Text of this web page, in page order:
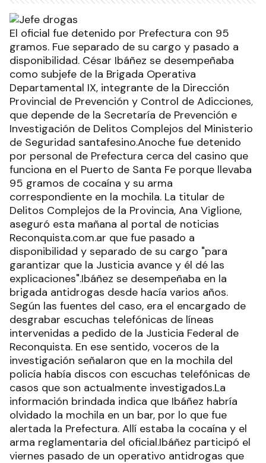
El oficial fue detenido por Prefectura con 95
gramos. Fue separado de su cargo y pasado a
disponibilidad. César Ibáñez se desempeñaba
como subjefe de la Brigada Operativa
Departamental IX, integrante de la Dirección
Provincial de Prevención y Control de Adicciones,
que depende de la Secretaría de Prevención e
Investigación de Delitos Complejos del Ministerio
de Seguridad santafesino.Anoche fue detenido
por personal de Prefectura cerca del casino que
funciona en el Puerto de Santa Fe porque llevaba
95 gramos de cocaína y su arma
correspondiente en la mochila. La titular de
Delitos Complejos de la Provincia, Ana Viglione,
aseguró esta mañana al portal de noticias
Reconquista.com.ar que fue pasado a
disponibilidad y separado de su cargo "para
garantizar que la Justicia avance y él dé las
explicaciones".Ibáñez se desempeñaba en la
brigada antidrogas desde hacía varios años.
Según las fuentes del caso, era el encargado de
desgrabar escuchas telefónicas de líneas
intervenidas a pedido de la Justicia Federal de
Reconquista. En ese sentido, voceros de la
investigación señalaron que en la mochila del
policía había discos con escuchas telefónicas de
casos que son actualmente investigados.La
información brindada indica que Ibáñez habría
olvidado la mochila en un bar, por lo que fue
alertada la Prefectura. Allí estaba la cocaína y el
arma reglamentaria del oficial.Ibáñez participó el
viernes pasado de un operativo antidrogas que